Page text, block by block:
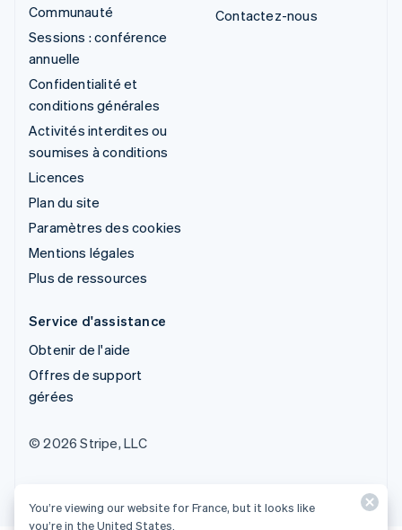
Communauté
Sessions : conférence
annuelle
Confidentialité et
conditions générales
Activités interdites ou
soumises à conditions
Licences
Plan du site
Paramètres des cookies
Mentions légales
Plus de ressources
Contactez-nous
Service d'assistance
Obtenir de l'aide
Offres de support
gérées
© 2026 Stripe, LLC
You’re viewing our website for France, but it looks like
you’re in the United States.